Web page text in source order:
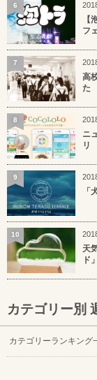
【
フ
6
高
た
7
ニ
リ
8
「
9
天
ド」
10
カテゴリー別
カテゴリーランキング